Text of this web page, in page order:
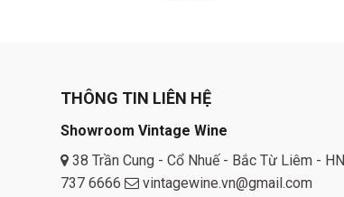
THÔNG TIN LIÊN HỆ
Showroom Vintage Wine
38 Trần Cung - Cổ Nhuế - Bắc Từ Liêm - HN
737 6666
vintagewine.vn@gmail.com